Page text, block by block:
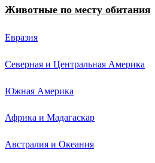
Животные по месту обитания
Евразия
Северная и Центральная Америка
Южная Америка
Африка и Мадагаскар
Австралия и Океания